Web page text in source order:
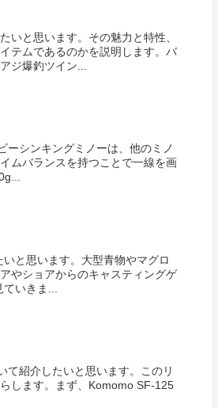
いと思います。その魅力と特性、
テムであるのかを説明します。バ
ジ爆釣ツイン...
ーシンキングミノーは、他のミノ
ムバランスを持つことで一線を画
と思います。大型青物やマグロ
やショアからのキャスティングゲ
いきま...
て紹介したいと思います。このリ
します。まず、Komomo SF-125